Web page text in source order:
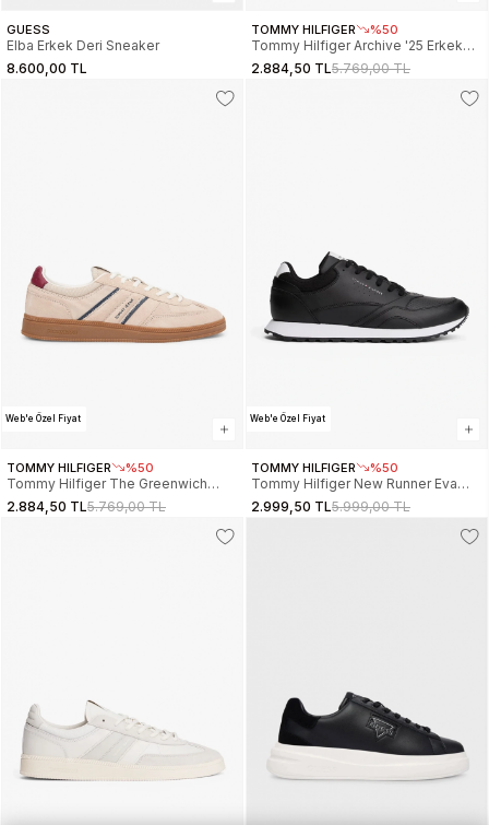
GUESS
Elba Erkek Deri Sneaker
8.600,00 TL
TOMMY HILFIGER %50
Tommy Hilfiger Archive '25 Erkek
Siyah Sneaker EM0EM016650GN
2.884,50 TL5.769,00 TL
Web'e Özel Fiyat
TOMMY HILFIGER %50
Tommy Hilfiger The Greenwich
Edge Süet Erkek Bej Sneaker
EM0EM01662ABY
2.884,50 TL5.769,00 TL
Web'e Özel Fiyat
TOMMY HILFIGER %50
Tommy Hilfiger New Runner Eva
Tabanlı Deri Klasik Erkek Siyah
Sneaker FM0FM055120GX
2.999,50 TL5.999,00 TL